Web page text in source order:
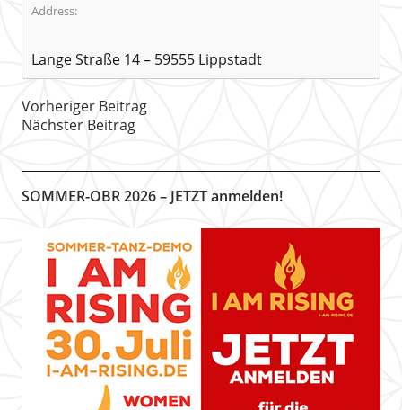
Address:
Lange Straße 14 – 59555 Lippstadt
Vorheriger Beitrag
Nächster Beitrag
SOMMER-OBR 2026 – JETZT anmelden!